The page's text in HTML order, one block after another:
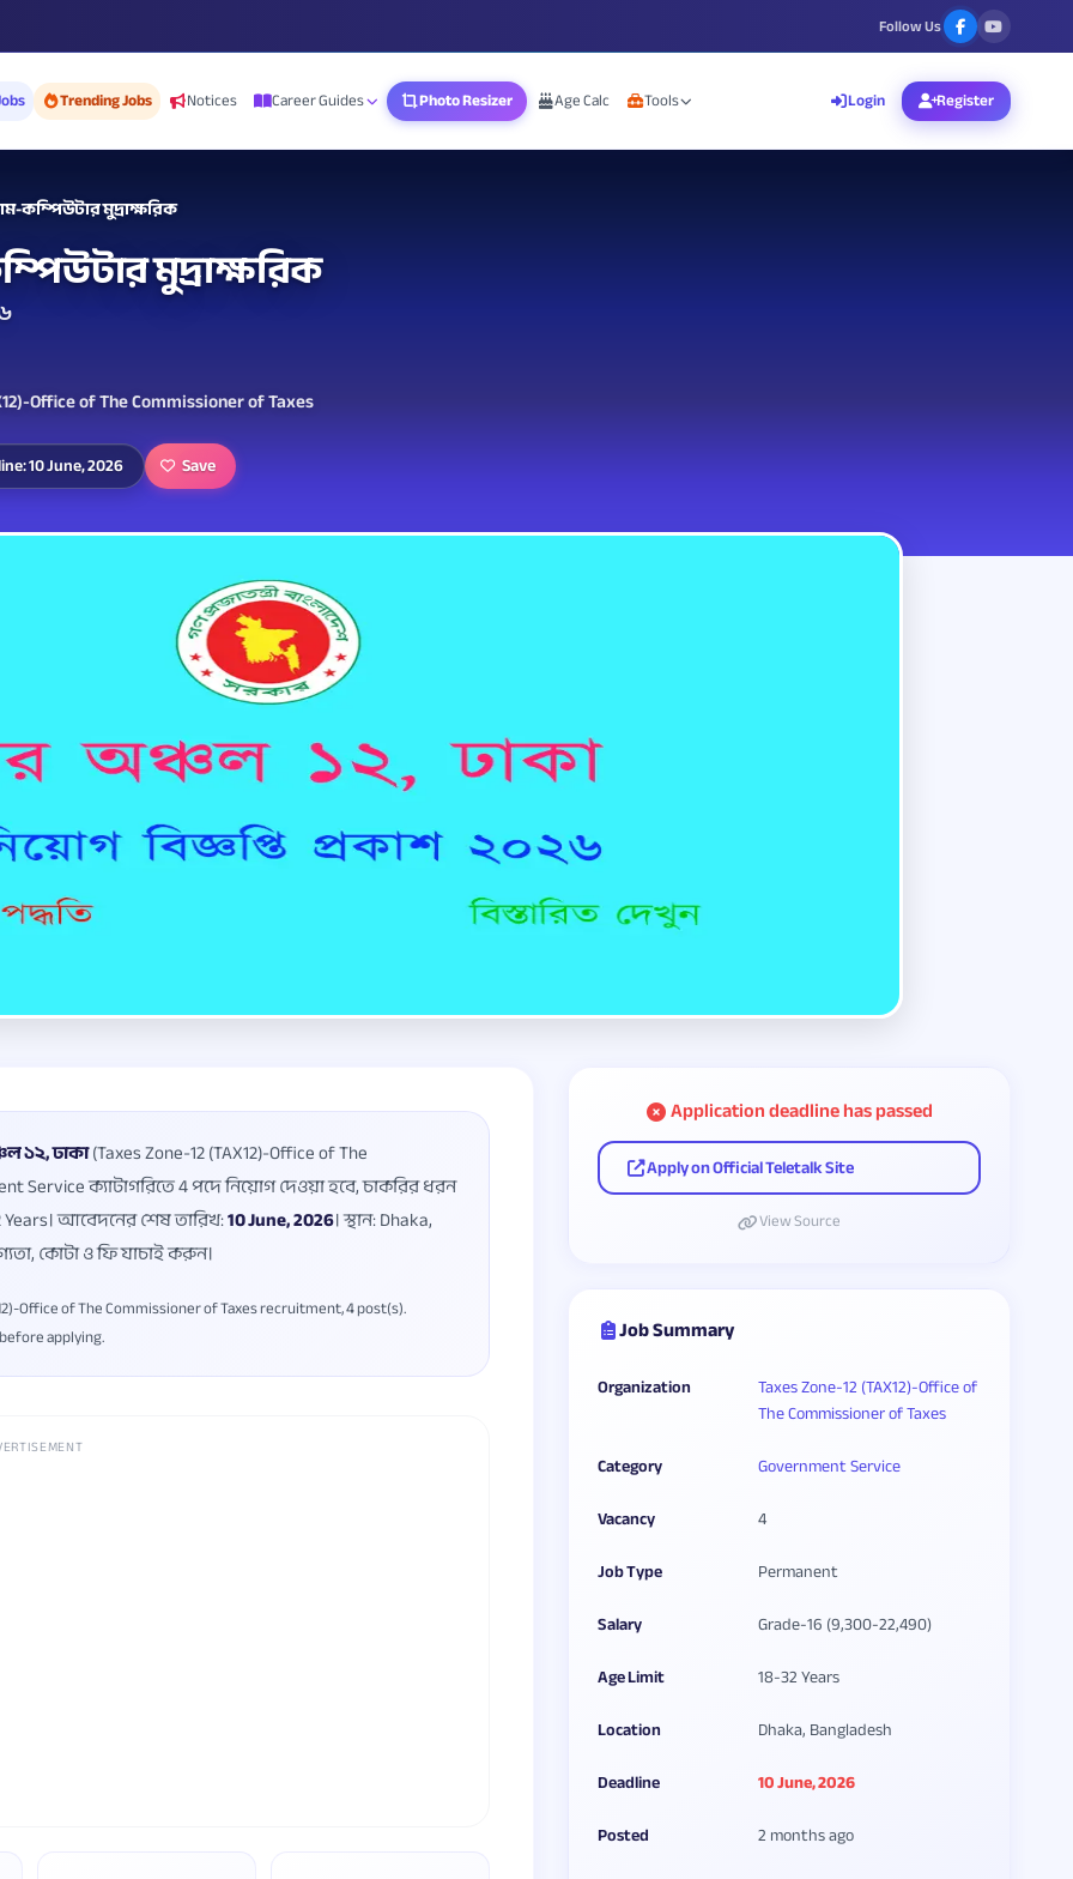
Follow Us
Trending Jobs Notices Career Guides Photo Resizer Age Calc Tools Login Register
কম্পিউটার মুদ্রাক্ষরিক
মুদ্রাক্ষরিক
Office of The Commissioner of Taxes
10 June, 2026 Save
১২, ঢাকা(Taxes Zone-12 (TAX12)-Office of The
Service ক্যাটাগরিতে 4 পদে নিয়োগ দেওয়া হবে, চাকরির ধরন
Years। আবেদনের শেষ তারিখ:10 June, 2026। স্থান: Dhaka,
কোটা ও ফি যাচাই করুন।
Office of The Commissioner of Taxes recruitment, 4 post(s).
applying.
Application deadline has passed
Apply on Official Teletalk Site
View Source
Job Summary
Organization
Taxes Zone-12 (TAX12)-Office of
The Commissioner of Taxes
Category
Government Service
Vacancy
4
Job Type
Permanent
Salary
Grade-16 (9,300-22,490)
Age Limit
18-32 Years
Location
Dhaka, Bangladesh
Deadline
10 June, 2026
Posted
2 months ago